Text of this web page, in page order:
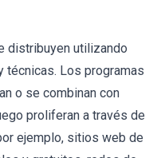
distribuyen utilizando
técnicas. Los programas
o se combinan con
proliferan a través de
ejemplo, sitios web de